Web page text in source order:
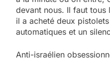
devant nous. Il faut tous
il a acheté deux
automatiques et un
Anti-israélien